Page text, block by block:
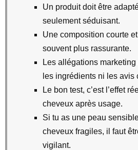
Un produit doit être
seulement séduisant.
Une composition courte
souvent plus rassurante.
Les allégations
les ingrédients ni les avis
Le bon test, c’est l’effet
cheveux après usage.
Si tu as une peau
cheveux fragiles, il faut
vigilant.